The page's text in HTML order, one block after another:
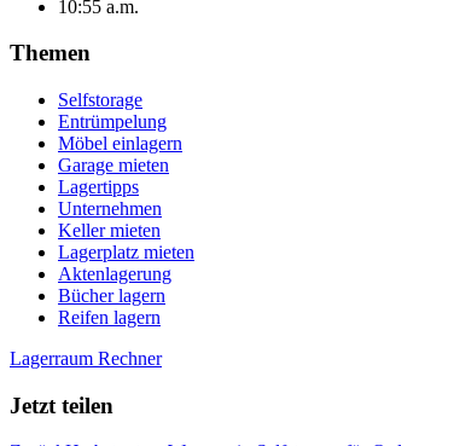
10:55 a.m.
Themen
Selfstorage
Entrümpelung
Möbel einlagern
Garage mieten
Lagertipps
Unternehmen
Keller mieten
Lagerplatz mieten
Aktenlagerung
Bücher lagern
Reifen lagern
Lagerraum Rechner
Jetzt teilen